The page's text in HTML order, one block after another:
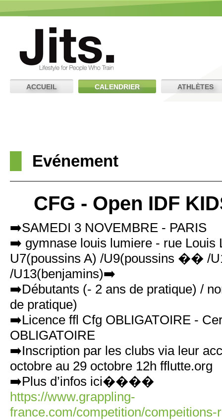
ACCUEIL CALENDRIER ATHLÈTES
Evénement
CFG - Open IDF
➡️SAMEDI 3 NOVEMBRE - PARIS
➡️ gymnase louis lumiere - rue Louis
U7(poussins A) /U9(poussins �� /
/U13(benjamins)➡️
➡️Débutants (- 2 ans de pratique) /
de pratique)
➡️Licence ffl Cfg OBLIGATOIRE -
OBLIGATOIRE
➡️Inscription par les clubs via leur
octobre au 29 octobre 12h fflutte.org
➡️Plus d’infos ici����
https://www.grappling-
france.com/competition/compeitions-